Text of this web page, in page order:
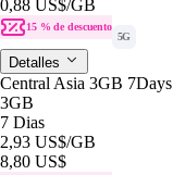
0,88 US$/GB
15 % de descuento
5G
Detalles
Central Asia 3GB 7Days
3GB
7 Dias
2,93 US$/GB
8,80 US$